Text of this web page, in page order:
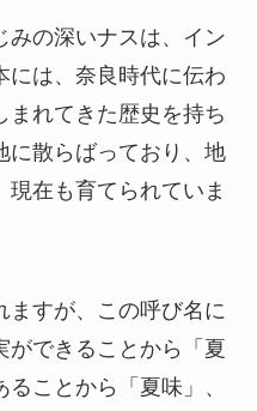
みの深いナスは、イン
には、奈良時代に伝わ
まれてきた歴史を持ち
に散らばっており、地
在も育てられていま
ますが、この呼び名に
ができることから「夏
ことから「夏味」、